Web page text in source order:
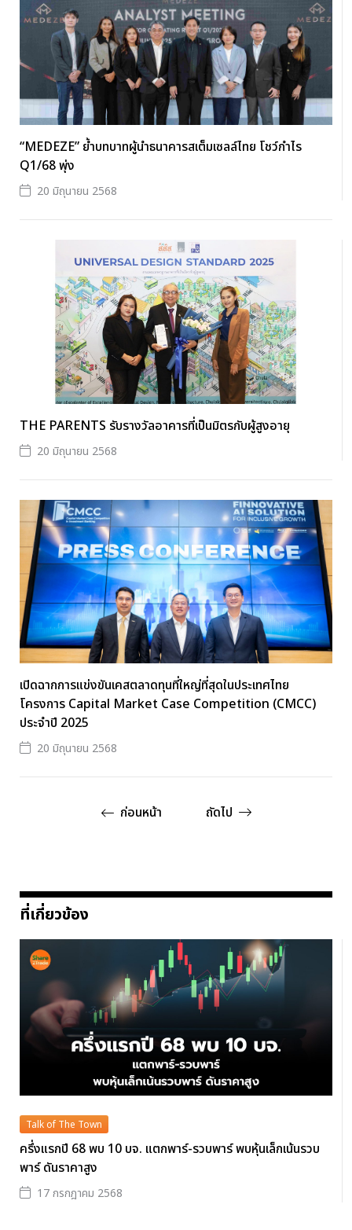
“MEDEZE” ย้ำบทบาทผู้นำธนาคารสเต็มเซลล์ไทย โชว์กำไร
Q1/68 พุ่ง
20 มิถุนายน 2568
THE PARENTS รับรางวัลอาคารที่เป็นมิตรกับผู้สูงอายุ
20 มิถุนายน 2568
เปิดฉากการแข่งขันเคสตลาดทุนที่ใหญ่ที่สุดในประเทศไทย
โครงการ Capital Market Case Competition (CMCC)
ประจำปี 2025
20 มิถุนายน 2568
ก่อนหน้า ถัดไป
ที่เกี่ยวข้อง
Talk of The Town
ครึ่งแรกปี 68 พบ 10 บจ. แตกพาร์-รวบพาร์ พบหุ้นเล็กเน้นรวบ
พาร์ ดันราคาสูง
17 กรกฎาคม 2568